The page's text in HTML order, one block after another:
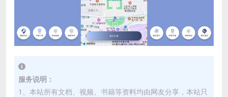
服务说明：
1、本站所有文档、视频、书籍等资料均由网友分享，本站只